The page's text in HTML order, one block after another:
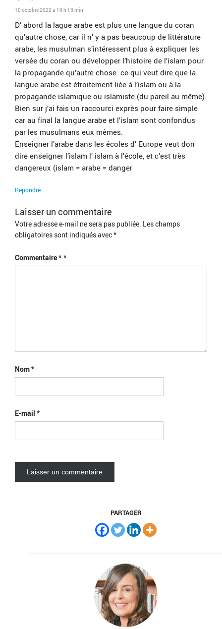
10 octobre 2022 à 19 h 13 min
D’ abord la lague arabe est plus une langue du coran
qu’autre chose, car il n’ y a pas beaucoup de littérature
arabe, les musulman s’intéressent plus à expliquer les
versée du coran ou développer l’histoire de l’islam pour
la propagande qu’autre chose. ce qui veut dire que la
langue arabe est étroitement liée à l’islam ou à la
propagande islamique ou islamiste (du pareil au même).
Bien sur j’ai fais un raccourci exprès pour faire simple
car au final la langue arabe et l’islam sont confondus
par les musulmans eux mêmes.
Enseigner l’arabe dans les écoles d’ Europe veut don
dire enseigner l’islam l’ islam à l’école, et c’est très
dangereux (islam = arabe = danger
Répondre
Laisser un commentaire
Votre adresse e-mail ne sera pas publiée. Les champs
obligatoires sont indiqués avec*
Commentaire*
Nom*
E-mail *
PARTAGER